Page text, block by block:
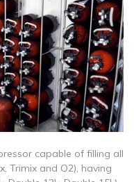
capable of filling all
Trimix and O2), having